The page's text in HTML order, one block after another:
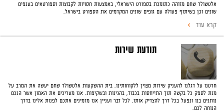
אלטשולר שחם מזוהה כתומכת בספורט הישראלי, באמצעות חסויות לקבוצות וספורטאים בענפים
שונים וכן בשיתוף פעולה עם גופים שונים המקדמים את הספורט בישראל.
קרא עוד
תודעת שירות
חרטנו על דגלנו להעניק שירות מצוין ללקוחותינו. בית ההשקעות אלטשולר שחם יעשה את המרב על
מנת לספק כל בקשה תוך התייחסות בכבוד, בהגינות ובשקיפות. אנו מעריכים את האמון אשר הנכם
נותנים בנו ונפעל בכל דרך להצדיק אותו. לכל דבר ועניין אנו מזמינים אתכם לפנות אלינו בדרך
הנוחה לכם.